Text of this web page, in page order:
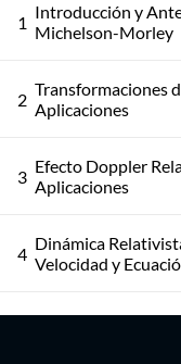
1 Introducción y
Michelson-Morley
2 Transformaciones
Aplicaciones
3 Efecto Doppler
Aplicaciones
4 Dinámica
Velocidad y
5 Energía y